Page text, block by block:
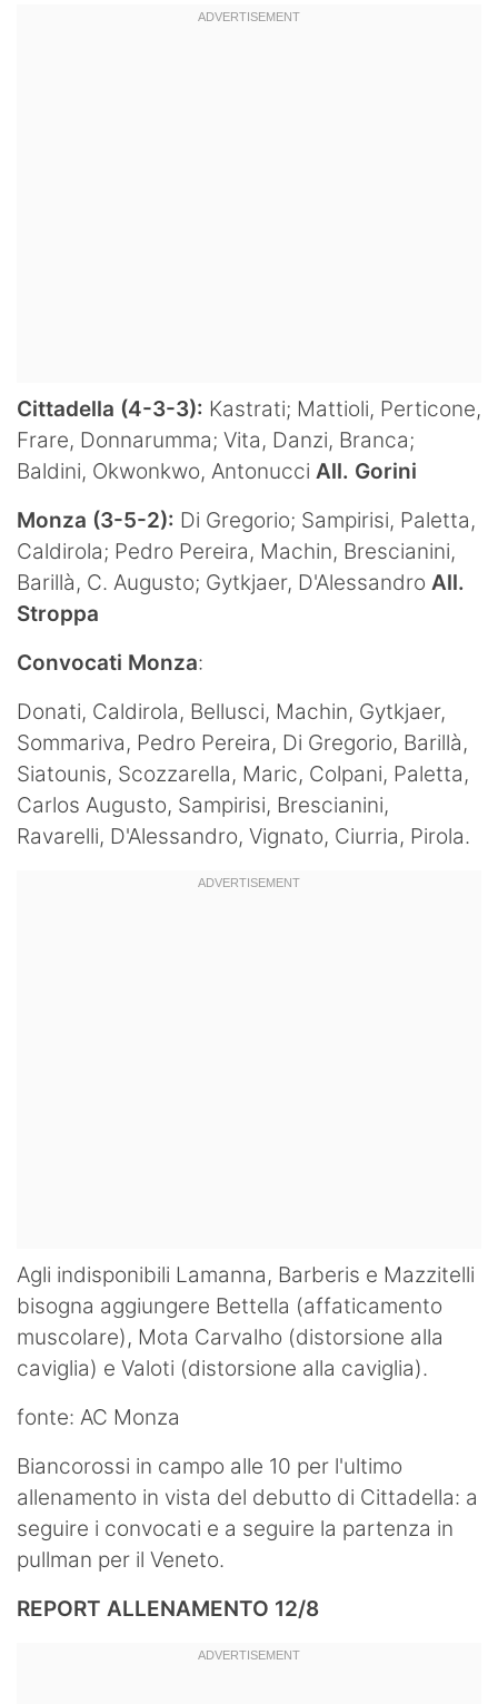
Cittadella (4-3-3): Kastrati; Mattioli, Perticone,
Frare, Donnarumma; Vita, Danzi, Branca;
Baldini, Okwonkwo, Antonucci All. Gorini
Monza (3-5-2): Di Gregorio; Sampirisi, Paletta,
Caldirola; Pedro Pereira, Machin, Brescianini,
Barillà, C. Augusto; Gytkjaer, D'Alessandro All.
Stroppa
Convocati Monza:
Donati, Caldirola, Bellusci, Machin, Gytkjaer,
Sommariva, Pedro Pereira, Di Gregorio, Barillà,
Siatounis, Scozzarella, Maric, Colpani, Paletta,
Carlos Augusto, Sampirisi, Brescianini,
Ravarelli, D'Alessandro, Vignato, Ciurria, Pirola.
Agli indisponibili Lamanna, Barberis e Mazzitelli
bisogna aggiungere Bettella (affaticamento
muscolare), Mota Carvalho (distorsione alla
caviglia) e Valoti (distorsione alla caviglia).
fonte: AC Monza
Biancorossi in campo alle 10 per l'ultimo
allenamento in vista del debutto di Cittadella: a
seguire i convocati e a seguire la partenza in
pullman per il Veneto.
REPORT ALLENAMENTO 12/8